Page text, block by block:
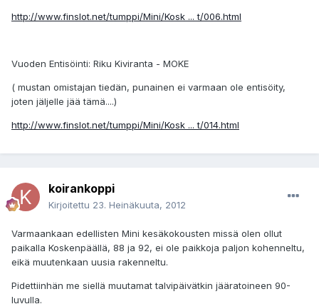
http://www.finslot.net/tumppi/Mini/Kosk ... t/006.html
Vuoden Entisöinti: Riku Kiviranta - MOKE
( mustan omistajan tiedän, punainen ei varmaan ole entisöity,
joten jäljelle jää tämä....)
http://www.finslot.net/tumppi/Mini/Kosk ... t/014.html
koirankoppi
Kirjoitettu 23. Heinäkuuta, 2012
Varmaankaan edellisten Mini kesäkokousten missä olen ollut
paikalla Koskenpäällä, 88 ja 92, ei ole paikkoja paljon kohenneltu,
eikä muutenkaan uusia rakenneltu.
Pidettiinhän me siellä muutamat talvipäivätkin jääratoineen 90-
luvulla.